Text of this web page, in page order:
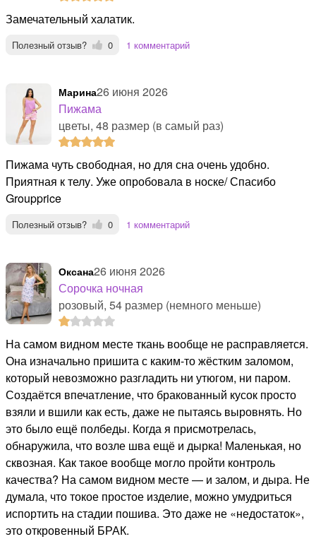
Замечательный халатик.
Полезный отзыв? 0 1 комментарий
Марина26 июня 2026
Пижама
цветы, 48 размер (в самый раз)
Пижама чуть свободная, но для сна очень удобно.
Приятная к телу. Уже опробовала в носке/ Спасибо
Groupprice
Полезный отзыв? 0 1 комментарий
Оксана26 июня 2026
Сорочка ночная
розовый, 54 размер (немного меньше)
На самом видном месте ткань вообще не расправляется.
Она изначально пришита с каким-то жёстким заломом,
который невозможно разгладить ни утюгом, ни паром.
Создаётся впечатление, что бракованный кусок просто
взяли и вшили как есть, даже не пытаясь выровнять. Но
это было ещё полбеды. Когда я присмотрелась,
обнаружила, что возле шва ещё и дырка! Маленькая, но
сквозная. Как такое вообще могло пройти контроль
качества? На самом видном месте — и залом, и дыра. Не
думала, что токое простое изделие, можно умудриться
испортить на стадии пошива. Это даже не «недостаток»,
это откровенный БРАК.